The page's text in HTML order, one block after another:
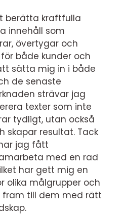
berätta kraftfulla
innehåll som
övertygar och
både kunder och
sätta mig in i både
de senaste
strävar jag
texter som inte
tydligt, utan också
skapar resultat. Tack
jag fått
med en rad
har gett mig en
olika målgrupper och
fram till dem med rätt